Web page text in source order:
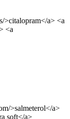
>citalopram</a> <a
<a
>salmeterol</a>
soft</a>